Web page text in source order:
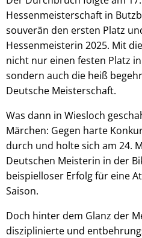
Hessenmeisterschaft in
souverän den ersten Platz
Hessenmeisterin 2025. Mit
nicht nur einen festen Platz
sondern auch die heiß
Deutsche Meisterschaft.
Was dann in Wiesloch
Märchen: Gegen harte
durch und holte sich am 24.
Deutschen Meisterin in der
beispielloser Erfolg für eine
Saison.
Doch hinter dem Glanz der
disziplinierte und